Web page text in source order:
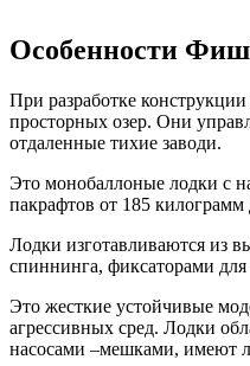
Особенности
При разработке
просторных озер. Они
отдаленные тихие заводи.
Это монобаллоные лодки с
пакрафтов от 185
Лодки изготавливаются из
спиннинга, фиксаторами
Это жесткие устойчивые
агрессивных сред. Лодки
насосами –мешками, имеют